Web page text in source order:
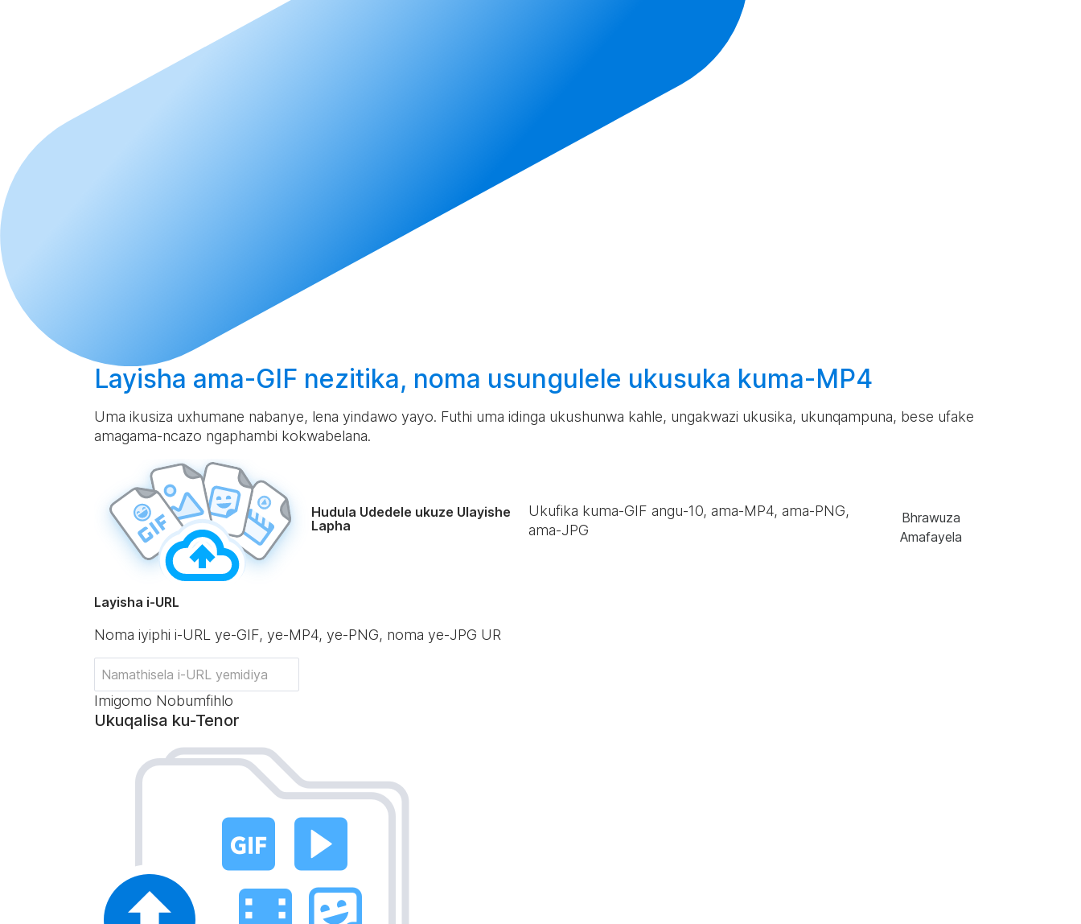
Layisha ama-GIF nezitika, noma usungulele ukusuka kuma-MP4
Uma ikusiza uxhumane nabanye, lena yindawo yayo. Futhi uma idinga ukushunwa kahle, ungakwazi ukusika, ukunqampuna, bese ufake
amagama-ncazo ngaphambi kokwabelana.
Hudula Udedele ukuze Ulayishe
Lapha
Ukufika kuma-GIF angu-10, ama-MP4, ama-PNG,
ama-JPG
Bhrawuza
Amafayela
Layisha i-URL
Noma iyiphi i-URL ye-GIF, ye-MP4, ye-PNG, noma ye-JPG UR
Imigomo Nobumfihlo
Ukuqalisa ku-Tenor